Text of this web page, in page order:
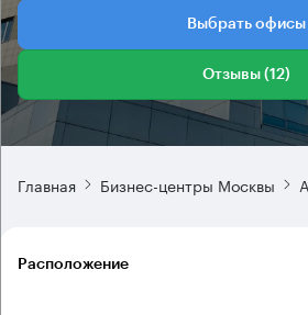
Выбрать офисы
Отзывы (12)
Главная Бизнес-центры Москвы
Расположение